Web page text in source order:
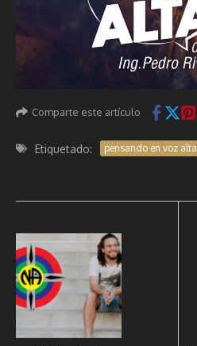
Comparte este artículo
Etiquetado: pensando en voz alta